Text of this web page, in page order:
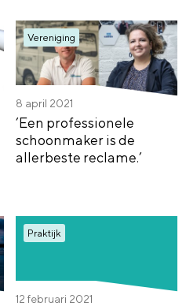
Vereniging
8 april 2021
’Een professionele
schoonmaker is de
allerbeste reclame.’
Praktijk
12 februari 2021